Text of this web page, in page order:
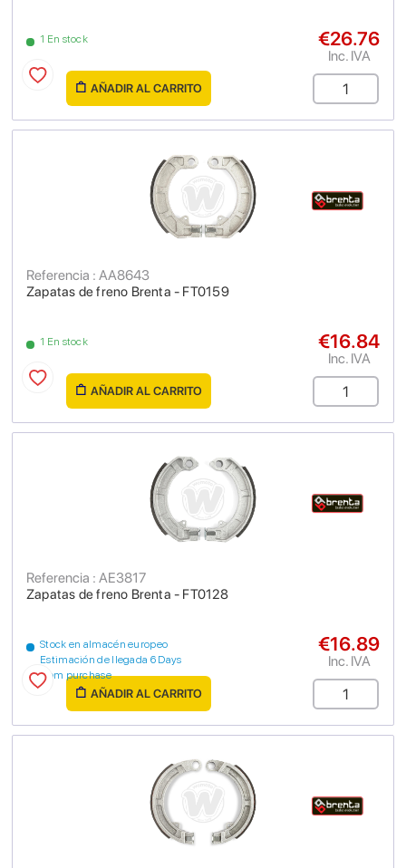
1 En stock €26.76
Inc. IVA
AÑADIR AL CARRITO
Zapatas de freno Brenta - FT0159
Referencia : AA8643
1 En stock €16.84
Inc. IVA
AÑADIR AL CARRITO
Zapatas de freno Brenta - FT0128
Referencia : AE3817
Stock en almacén europeo
Estimación de llegada 6 Days
from purchase
€16.89
Inc. IVA
AÑADIR AL CARRITO